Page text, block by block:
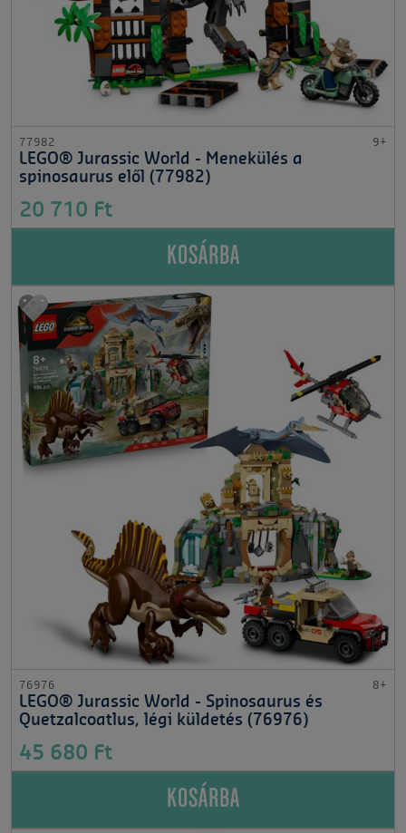
77982 9+
LEGO® Jurassic World - Menekülés a
spinosaurus elől (77982)
20 710 Ft
KOSÁRBA
76976 8+
LEGO® Jurassic World - Spinosaurus és
Quetzalcoatlus, légi küldetés (76976)
45 680 Ft
KOSÁRBA